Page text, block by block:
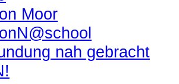
Moor
nah gebracht